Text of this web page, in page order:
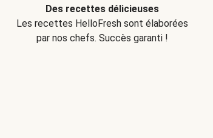
Des recettes délicieuses
Les recettes HelloFresh sont élaborées
par nos chefs. Succès garanti !